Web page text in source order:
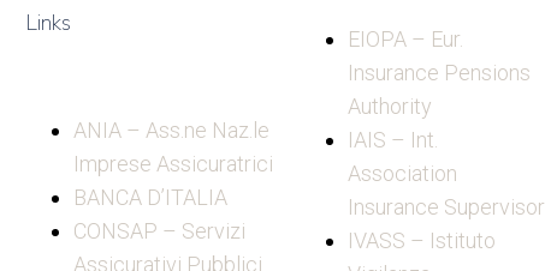
Links
ANIA – Ass.ne Naz.le
Imprese Assicuratrici
BANCA D’ITALIA
CONSAP – Servizi
Assicurativi Pubblici
EIOPA – Eur.
Insurance Pensions
Authority
IAIS – Int.
Association
Insurance Supervisor
IVASS – Istituto